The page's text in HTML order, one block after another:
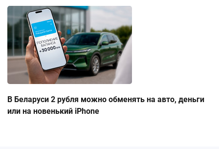
В Беларуси 2 рубля можно обменять на авто, деньги
или на новенький iPhone